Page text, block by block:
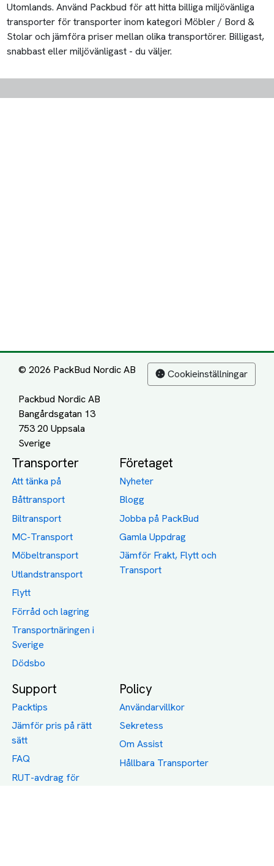
Utomlands. Använd Packbud för att hitta billiga miljövänliga
transporter för transporter inom kategori Möbler / Bord &
Stolar och jämföra priser mellan olika transportörer. Billigast,
snabbast eller miljövänligast - du väljer.
© 2026 PackBud Nordic AB
Packbud Nordic AB
Bangårdsgatan 13
753 20 Uppsala
Cookieinställningar
Transporter
Att tänka på
Båttransport
Biltransport
MC-Transport
Möbeltransport
Utlandstransport
Flytt
Förråd och lagring
Transportnäringen i
Sverige
Dödsbo
Företaget
Nyheter
Blogg
Jobba på PackBud
Gamla Uppdrag
Jämför Frakt, Flytt och
Transport
Support
Packtips
Jämför pris på rätt
sätt
FAQ
RUT-avdrag för
Policy
Användarvillkor
Sekretess
Om Assist
Hållbara Transporter